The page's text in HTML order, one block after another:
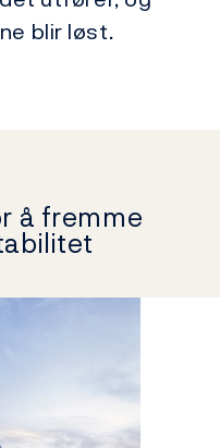
blir løst.
å fremme